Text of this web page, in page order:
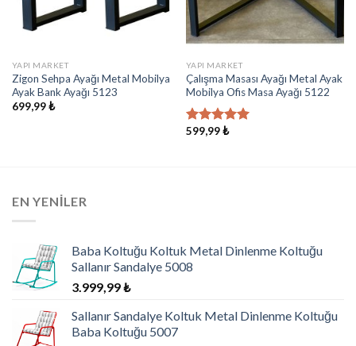
YAPI MARKET
Zigon Sehpa Ayağı Metal Mobilya
Ayak Bank Ayağı 5123
699,99₺
YAPI MARKET
Çalışma Masası Ayağı Metal Ayak
Mobilya Ofis Masa Ayağı 5122
5 üzerinden
599,99₺
EN YENILER
Baba Koltuğu Koltuk Metal Dinlenme Koltuğu
Sallanır Sandalye 5008
3.999,99₺
Sallanır Sandalye Koltuk Metal Dinlenme Koltuğu
Baba Koltuğu 5007